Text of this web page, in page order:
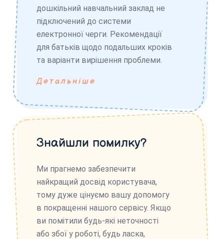
дошкільний навчальний заклад не
підключений до системи
електронної черги. Рекомендації
для батьків щодо подальших кроків
та варіанти вирішення проблеми.
Детальніше
Знайшли помилку?
Ми прагнемо забезпечити
найкращий досвід користувача,
тому дуже цінуємо вашу допомогу
в покращенні нашого сервісу. Якщо
ви помітили будь-які неточності
або збої у роботі, будь ласка,